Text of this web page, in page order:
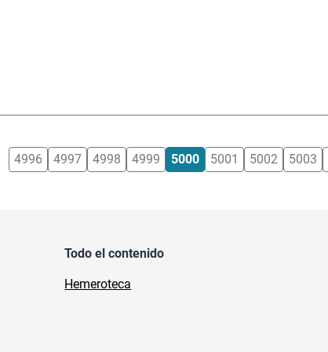
4996 4997 4998 4999 5000 5001 5002 5003
Todo el contenido
Hemeroteca